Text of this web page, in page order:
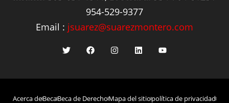
954-529-9377
Email : jsuarez@suarezmontero.com
Acerca deBecaBeca de DerechoMapa del sitiopolítica de privacidad